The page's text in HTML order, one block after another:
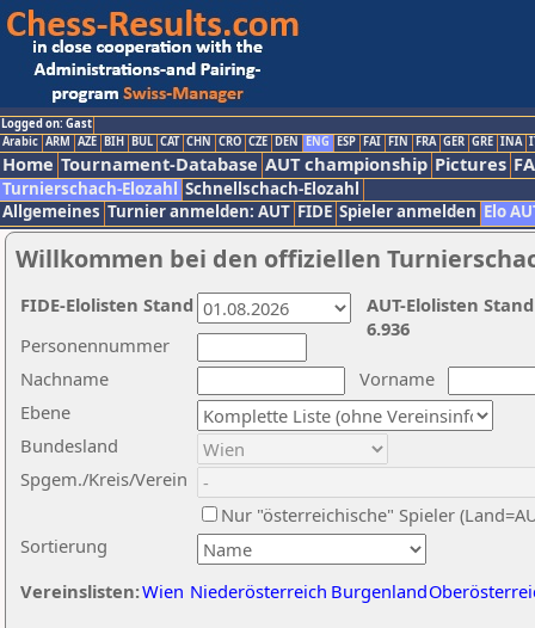
Logged on: Gast
Arabic ARM AZE BIH BUL CAT CHN CRO CZE DEN ENG ESP FAI FIN FRA GER GRE INA
Home Tournament-Database AUT championship Pictures
Turnierschach-Elozahl Schnellschach-Elozahl
Allgemeines Turnier anmelden: AUT FIDE Spieler anmelden Elo
Willkommen bei den offiziellen
Nachname
Vorname
Ebene
Sortierung
Personennummer
Bundesland
Spgem./Kreis/Verein
Nur "österreichische" Spieler
Vereinslisten:Wien Niederösterreich Burgenland
AUT-Elolisten
6.936
FIDE-Elolisten Stand